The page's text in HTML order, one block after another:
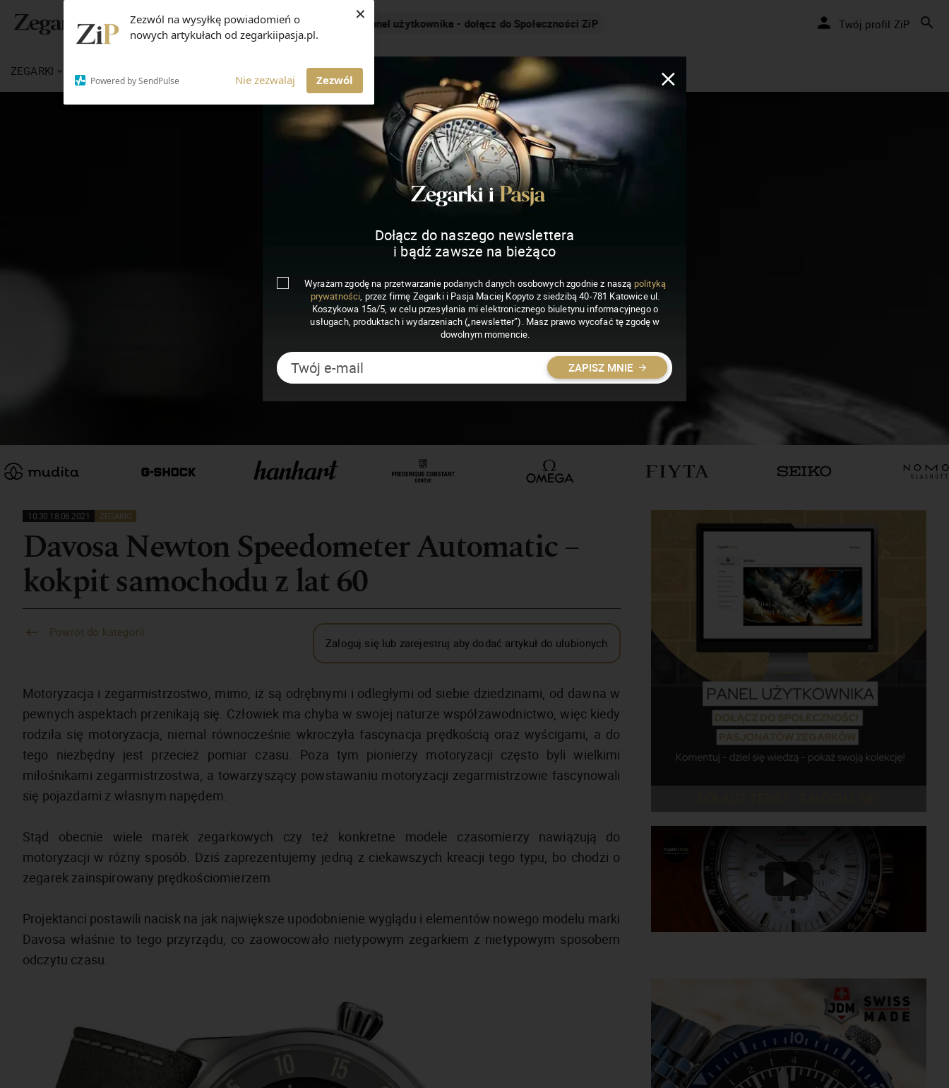
Zezwól na wysyłkę powiadomień o
nowych artykułach od zegarkiipasja.pl.
Powered by SendPulse Nie zezwalaj Zezwól
× Nakręcamy pozytywnie... cały czas! Twój profil ZiP
ZEGARKI MAGAZYN ZEGARKI I PASJA
10:30 18.06.2021 ZEGARKI
Davosa Newton Speedometer Automatic –
kokpit samochodu z lat 60
Powrót do kategorii
Zaloguj się lub zarejestruj aby dodać artykuł do ulubionych
Motoryzacja i zegarmistrzostwo, mimo, iż są odrębnymi i odległymi od siebie dziedzinami, od dawna w
pewnych aspektach przenikają się. Człowiek ma chyba w swojej naturze współzawodnictwo, więc kiedy
rodziła się motoryzacja, niemal równocześnie wkroczyła fascynacja prędkością oraz wyścigami, a do
tego niezbędny jest przecież pomiar czasu. Poza tym pionierzy motoryzacji często byli wielkimi
miłośnikami zegarmistrzostwa, a towarzyszący powstawaniu motoryzacji zegarmistrzowie fascynowali
się pojazdami z własnym napędem.
Stąd obecnie wiele marek zegarkowych czy też konkretne modele czasomierzy nawiązują do
motoryzacji w różny sposób. Dziś zaprezentujemy jedną z ciekawszych kreacji tego typu, bo chodzi o
zegarek zainspirowany prędkościomierzem.
Projektanci postawili nacisk na jak największe upodobnienie wyglądu i elementów nowego modelu marki
Davosa właśnie to tego przyrządu, co zaowocowało nietypowym zegarkiem z nietypowym sposobem
odczytu czasu.
Dołącz do naszego newslettera
i bądź zawsze na bieżąco
Wyrażam zgodę na przetwarzanie podanych danych osobowych zgodnie z naszą polityką
prywatności, przez firmę Zegarki i Pasja Maciej Kopyto z siedzibą 40-781 Katowice ul.
Koszykowa 15a/5, w celu przesyłania mi elektronicznego biuletynu informacyjnego o
usługach, produktach i wydarzeniach („newsletter”). Masz prawo wycofać tę zgodę w
dowolnym momencie.
ZAPISZ MNIE